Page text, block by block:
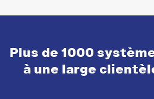
Plus de 1000
à une large